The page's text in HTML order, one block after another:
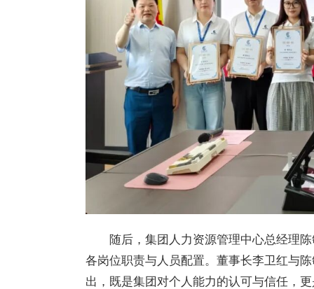
随后，集团人力资源管理中心总经理
各岗位职责与人员配置。董事长李卫红与
出，既是集团对个人能力的认可与信任，